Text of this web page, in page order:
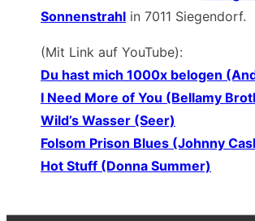
Sonnenstrahl in 7011 Siegendorf.
(Mit Link auf YouTube):
Du hast mich 1000x belogen
I Need More of You (Bellamy
Wild’s Wasser (Seer)
Folsom Prison Blues (Johnny
Hot Stuff (Donna Summer)